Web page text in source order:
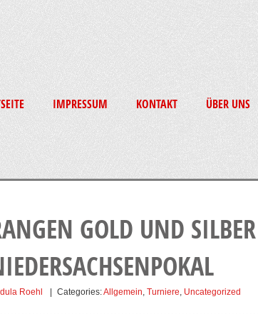
IMPRESSUM KONTAKT ÜBER UNS
GOLD UND SILBER
Roehl Categories:Allgemein, Turniere, Uncategorized